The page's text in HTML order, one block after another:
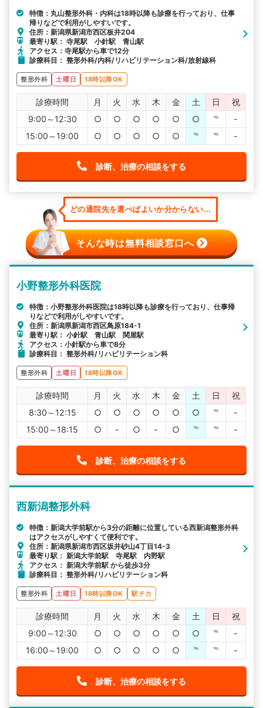
特徴：丸山整形外科・内科は18時以降も診療を行っており、仕事
帰りなどで利用がしやすいです。
住所：新潟県新潟市西区板井204
最寄り駅： 寺尾駅 小針駅 青山駅
アクセス：寺尾駅から車で12分
診療科目： 整形外科/内科/リハビリテーション科/放射線科
整形外科 土曜日 18時以降OK
診療時間 月 火 水 木 金 土 日
祝
9:00～12:30
○ ○ ○ ○ ○ ○ ℡
-
15:00～19:00
○ ○ ○ ○ ○ ℡ ℡ -
診断、治療の相談をする
どの通院先を選べばよいか分からない...
そんな時は無料相談窓口へ
小野整形外科医院
特徴：小野整形外科医院は18時以降も診療を行っており、仕事帰
りなどで利用がしやすいです。
住所：新潟県新潟市西区鳥原184-1
最寄り駅： 小針駅 青山駅 関屋駅
アクセス：小針駅から車で8分
診療科目： 整形外科/リハビリテーション科
整形外科 土曜日 18時以降OK
診療時間 月 火 水 木 金 土 日
祝
8:30～12:15
○ ○ ○ ○ ○ ○ ℡
-
15:00～18:15
○ - ○ - ○ ℡ ℡ -
診断、治療の相談をする
西新潟整形外科
特徴：新潟大学前駅から3分の距離に位置している西新潟整形外科
はアクセスがしやすくて便利です。
住所：新潟県新潟市西区坂井砂山4丁目14-3
最寄り駅： 新潟大学前駅 寺尾駅 内野駅
アクセス： 新潟大学前駅 から徒歩3分
診療科目： 整形外科/リハビリテーション科
整形外科 土曜日 18時以降OK 駅チカ
診療時間 月 火 水 木 金 土 日
祝
9:00～12:30
○ ○ ○ ○ ○ ○ ℡
-
16:00～19:00
○ ○ ○ ○ ○ ℡ ℡ -
診断、治療の相談をする